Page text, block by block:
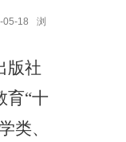
05-18
浏
版社
育“十
类、